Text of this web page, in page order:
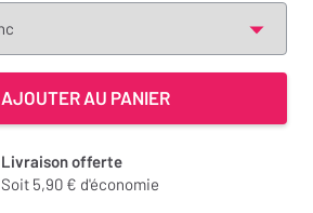
AJOUTER AU PANIER
Livraison offerte
Soit 5,90 € d'économie